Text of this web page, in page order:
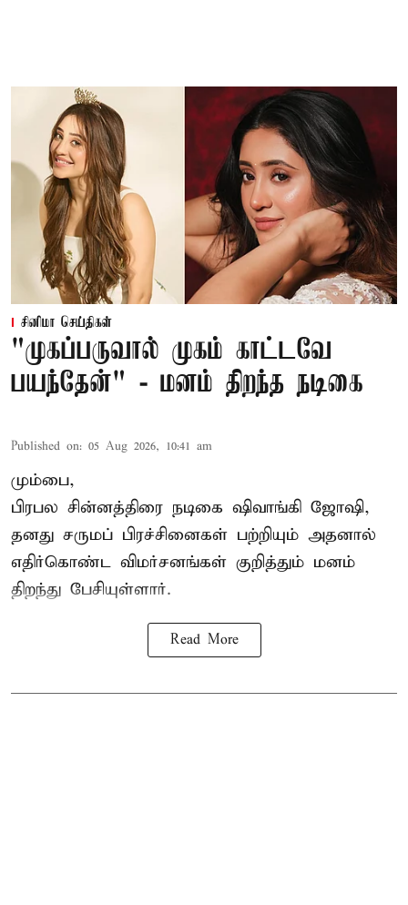
சினிமா செய்திகள்
"முகப்பருவால் முகம் காட்டவே
பயந்தேன்" - மனம் திறந்த நடிகை
Published on: 05 Aug 2026, 10:41 am
மும்பை,
பிரபல சின்னத்திரை நடிகை ஷிவாங்கி ஜோஷி,
தனது சருமப் பிரச்சினைகள் பற்றியும் அதனால்
எதிர்கொண்ட விமர்சனங்கள் குறித்தும் மனம்
திறந்து பேசியுள்ளார்.
Read More